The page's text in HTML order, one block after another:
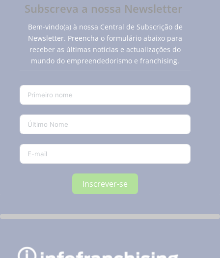
Subscreva a nossa Newsletter
Bem-vindo(a) à nossa Central de Subscrição de
Newsletter. Preencha o formulário abaixo para
receber as últimas notícias e actualizações do
mundo do empreendedorismo e franchising.
Inscrever-se